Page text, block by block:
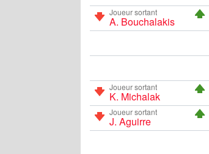
Joueur sortant
A. Bouchalakis
Joueur sortant
K. Michalak
Joueur sortant
J. Aguirre